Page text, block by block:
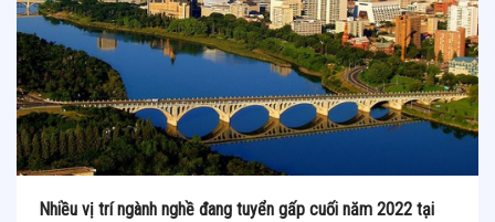
Nhiều vị trí ngành nghề đang tuyển gấp cuối năm 2022 tại